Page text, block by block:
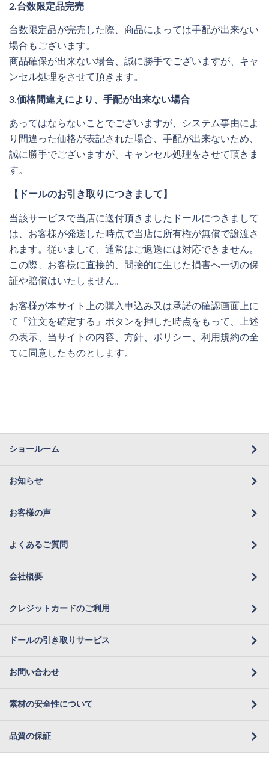
2.台数限定品完売
台数限定品が完売した際、商品によっては手配が出来ない
場合もございます。
商品確保が出来ない場合、誠に勝手でございますが、キャ
ンセル処理をさせて頂きます。
3.価格間違えにより、手配が出来ない場合
あってはならないことでございますが、システム事由によ
り間違った価格が表記された場合、手配が出来ないため、
誠に勝手でございますが、キャンセル処理をさせて頂きま
す。
【ドールのお引き取りにつきまして】
当該サービスで当店に送付頂きましたドールにつきまして
は、お客様が発送した時点で当店に所有権が無償で譲渡さ
れます。従いまして、通常はご返送には対応できません。
この際、お客様に直接的、間接的に生じた損害へ一切の保
証や賠償はいたしません。
お客様が本サイト上の購入申込み又は承諾の確認画面上に
て「注文を確定する」ボタンを押した時点をもって、上述
の表示、当サイトの内容、方針、ポリシー、利用規約の全
てに同意したものとします。
ショールーム
お知らせ
お客様の声
よくあるご質問
会社概要
クレジットカードのご利用
ドールの引き取りサービス
お問い合わせ
素材の安全性について
品質の保証